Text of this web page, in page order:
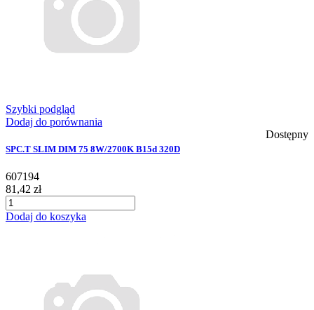
Szybki podgląd
Dodaj do porównania
Dostępny
SPC.T SLIM DIM 75 8W/2700K B15d 320D
607194
81,42 zł
Dodaj do koszyka